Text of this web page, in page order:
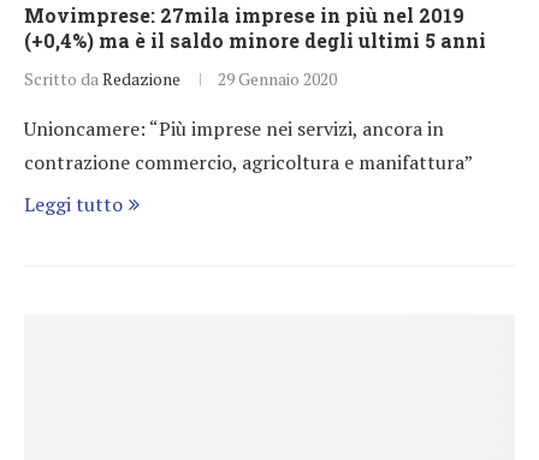
Movimprese: 27mila imprese in più nel 2019
(+0,4%) ma è il saldo minore degli ultimi 5 anni
Scritto da Redazione 29 Gennaio 2020
Unioncamere: “Più imprese nei servizi, ancora in
contrazione commercio, agricoltura e manifattura”
Leggi tutto